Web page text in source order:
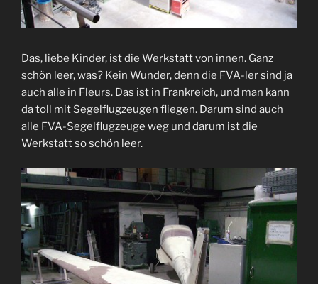
Das, liebe Kinder, ist die Werkstatt von innen. Ganz
schön leer, was? Kein Wunder, denn die FVA-ler sind ja
auch alle in Fleurs. Das ist in Frankreich, und man kann
da toll mit Segelflugzeugen fliegen. Darum sind auch
alle FVA-Segelflugzeuge weg und darum ist die
Werkstatt so schön leer.